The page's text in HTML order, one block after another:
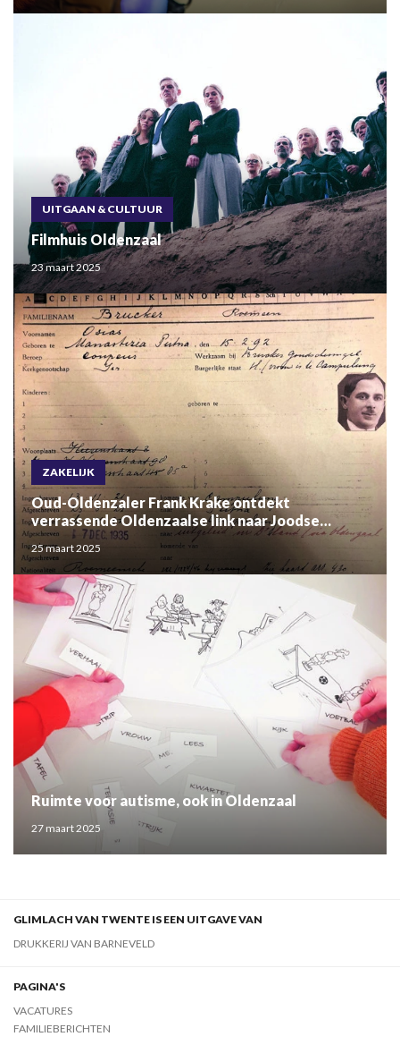
UITGAAN & CULTUUR
Filmhuis Oldenzaal
23 maart 2025
ZAKELIJK
Oud-Oldenzaler Frank Krake ontdekt
verrassende Oldenzaalse link naar Joodse
kleermakersfamilie Brcker in boek Catharina
25 maart 2025
Ruimte voor autisme, ook in Oldenzaal
27 maart 2025
GLIMLACH VAN TWENTE IS EEN UITGAVE VAN
DRUKKERIJ VAN BARNEVELD
PAGINA'S
VACATURES
FAMILIEBERICHTEN